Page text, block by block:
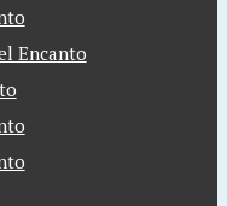
Encanto